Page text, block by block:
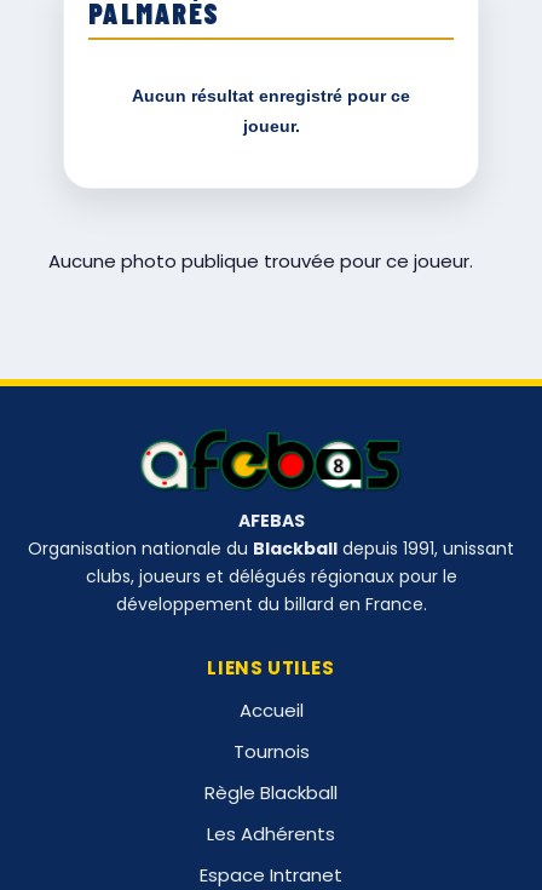
PALMARÈS
Aucun résultat enregistré pour ce
joueur.
Aucune photo publique trouvée pour ce joueur.
AFEBAS
Organisation nationale du Blackball depuis 1991, unissant
clubs, joueurs et délégués régionaux pour le
développement du billard en France.
LIENS UTILES
Accueil
Tournois
Règle Blackball
Les Adhérents
Espace Intranet